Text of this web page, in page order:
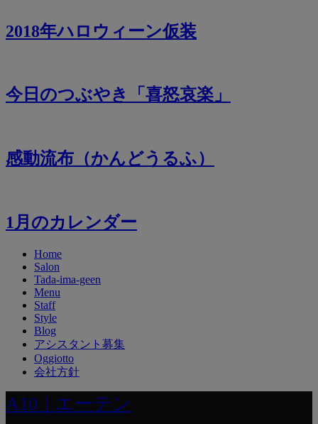
2018年ハロウィーン仮装
今日のつぶやき「喜怒哀楽」
感動流布（かんどうるふ）
1月のカレンダー
Home
Salon
Tada-ima-geen
Menu
Staff
Style
Blog
アシスタント募集
Oggiotto
会社方針
A10｜エーテン